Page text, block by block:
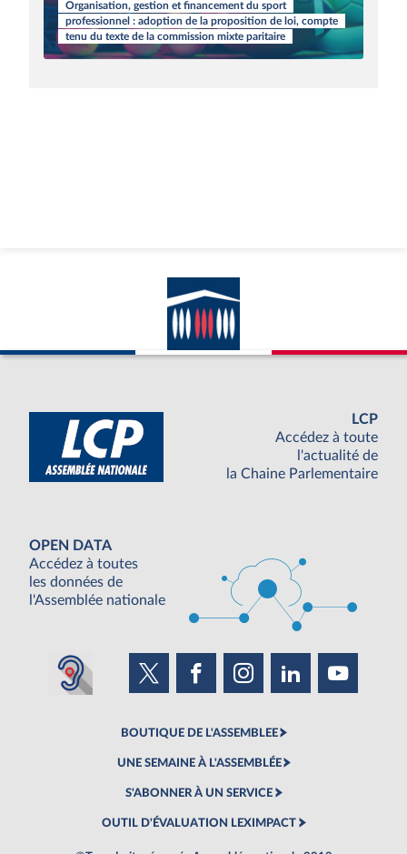
Organisation, gestion et financement du sport
professionnel : adoption de la proposition de loi, compte
tenu du texte de la commission mixte paritaire
LCP
Accédez à toute
l'actualité de
la Chaine Parlementaire
OPEN DATA
Accédez à toutes
les données de
l'Assemblée nationale
BOUTIQUE DE L'ASSEMBLEE
UNE SEMAINE À L'ASSEMBLÉE
S'ABONNER À UN SERVICE
OUTIL D'ÉVALUATION LEXIMPACT